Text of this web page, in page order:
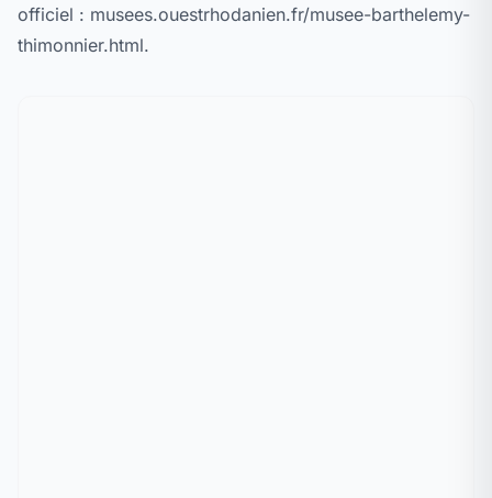
officiel : musees.ouestrhodanien.fr/musee-barthelemy-
thimonnier.html.